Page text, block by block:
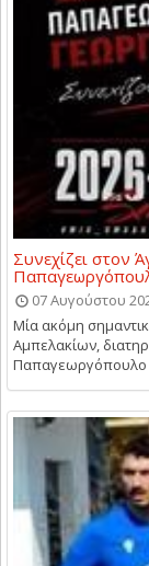
Συνεχίζει στον
07 Αυγούστου
Μία ακόμη
Αμπελακίων,
Παπαγεωργόπουλο